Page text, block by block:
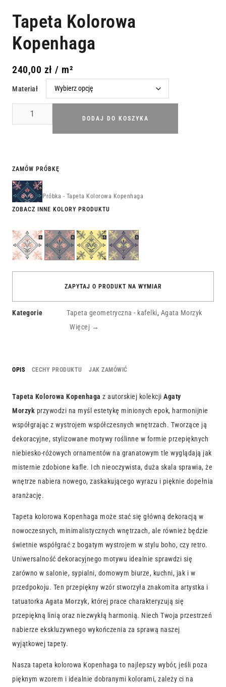
OPIS CECHY PRODUKTU JAK ZAMÓWIĆ
Tapeta Kolorowa Kopenhaga z autorskiej kolekcji Agaty
Morzyk przywodzi na myśl estetykę minionych epok, harmonijnie
współgrając z wystrojem współczesnych wnętrzach. Tworzące ją
dekoracyjne, stylizowane motywy roślinne w formie przepięknych
niebiesko-różowych ornamentów na granatowym tle wyglądają jak
misternie zdobione kafle. Ich nieoczywista, duża skala sprawia, że
wnętrze nabiera nowego, zaskakującego wyrazu i pięknie dopełnia
aranżację.
Tapeta kolorowa Kopenhaga może stać się główną dekoracją w
nowoczesnych, minimalistycznych wnętrzach, ale również będzie
świetnie współgrać z bogatym wystrojem w stylu boho, czy retro.
Uniwersalność dekoracyjnego motywu idealnie sprawdzi się
zarówno w salonie, sypialni, domowym biurze, kuchni, jak i w
przedpokoju. Ten przepiękny wzór stworzyła znakomita artystka i
tatuatorka Agata Morzyk, której prace charakteryzują się
przepiękną linią oraz niezwykłą harmonią. Niech Twoja przestrzeń
nabierze ekskluzywnego wykończenia za sprawą naszej
wyjątkowej tapety.
Nasza tapeta kolorowa Kopenhaga to najlepszy wybór, jeśli poza
pięknym wzorem i idealnie dobranymi kolorami, zależy ci na
Tapeta Kolorowa
Kopenhaga
240,00 zł / m²
Materiał
DODAJ DO KOSZYKA
ZAMÓW PRÓBKĘ
Próbka - Tapeta Kolorowa Kopenhaga
Tapeta
Kolorowa
Barcelona
Tapeta
Kolorowy
Mediolan
Tapeta
Kolorowe
Ateny
Tapeta
Kolorowy
Rzym
ZOBACZ INNE KOLORY PRODUKTU
ZAPYTAJ O PRODUKT NA WYMIAR
Kategorie Tapeta geometryczna - kafelki, Agata Morzyk
Więcej →